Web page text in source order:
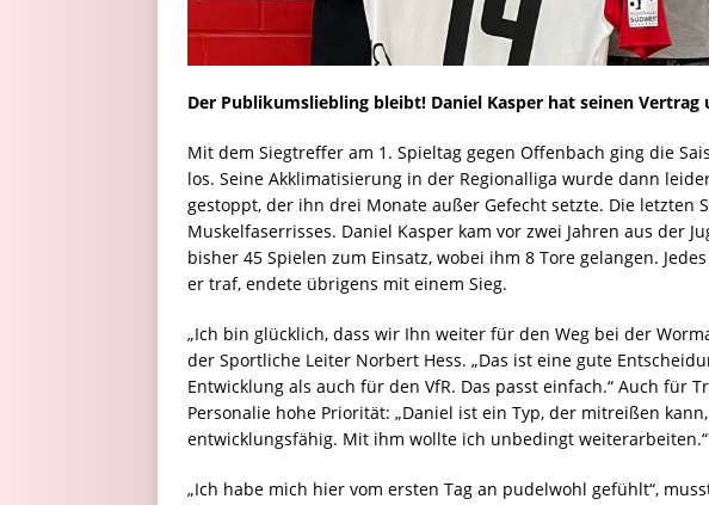
Der Publikumsliebling bleibt! Daniel Kasper hat seinen
Mit dem Siegtreffer am 1. Spieltag gegen Offenbach ging die
los. Seine Akklimatisierung in der Regionalliga wurde dann
gestoppt, der ihn drei Monate außer Gefecht setzte. Die letzten
Muskelfaserrisses. Daniel Kasper kam vor zwei Jahren aus der
bisher 45 Spielen zum Einsatz, wobei ihm 8 Tore gelangen.
er traf, endete übrigens mit einem Sieg.
„Ich bin glücklich, dass wir Ihn weiter für den Weg bei der
der Sportliche Leiter Norbert Hess. „Das ist eine gute
Entwicklung als auch für den VfR. Das passt einfach.“ Auch für
Personalie hohe Priorität: „Daniel ist ein Typ, der mitreißen
entwicklungsfähig. Mit ihm wollte ich unbedingt weiterarbeiten.“
„Ich habe mich hier vom ersten Tag an pudelwohl gefühlt“,